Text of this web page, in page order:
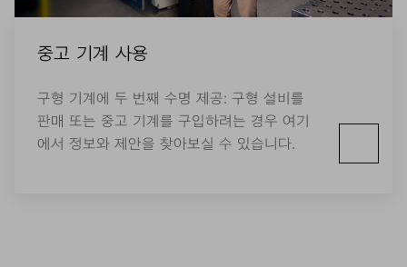
중고 기계 사용
구형 기계에 두 번째 수명 제공: 구형 설비를
판매 또는 중고 기계를 구입하려는 경우 여기
에서 정보와 제안을 찾아보실 수 있습니다.